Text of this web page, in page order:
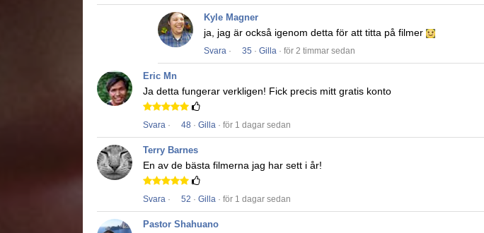
Kyle Magner
ja, jag är också igenom detta för att titta på filmer
Svara · 35 · Gilla · för 2 timmar sedan
Eric Mn
Ja detta fungerar verkligen! Fick precis mitt gratis konto
Svara · 48 · Gilla · för 1 dagar sedan
Terry Barnes
En av de bästa filmerna jag har sett i år!
Svara · 52 · Gilla · för 1 dagar sedan
Pastor Shahuano